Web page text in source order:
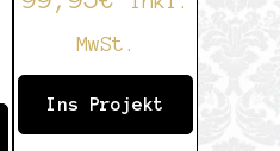
MwSt.
Ins Projekt